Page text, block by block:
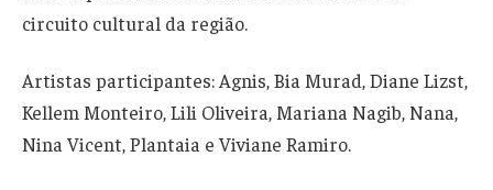
circuito cultural da região.
Artistas participantes: Agnis, Bia Murad, Diane Lizst,
Kellem Monteiro, Lili Oliveira, Mariana Nagib, Nana,
Nina Vicent, Plantaia e Viviane Ramiro.